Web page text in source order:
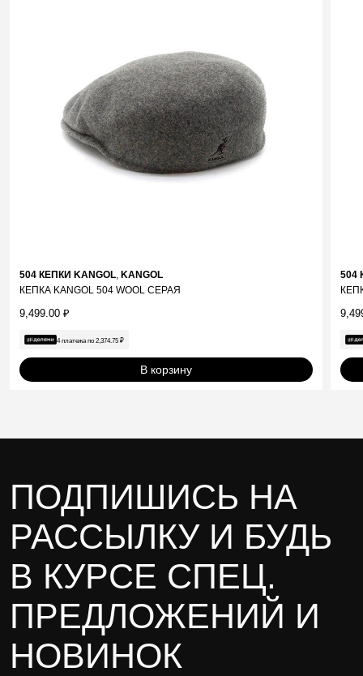
504 КЕПКИ KANGOL, KANGOL
КЕПКА KANGOL 504 WOOL СЕРАЯ
9,499.00 ₽
4 платежа по 2,374.75 ₽
В корзину
504
ПОДПИШИСЬ НА
РАССЫЛКУ И БУДЬ
В КУРСЕ СПЕЦ.
ПРЕДЛОЖЕНИЙ И
НОВИНОК